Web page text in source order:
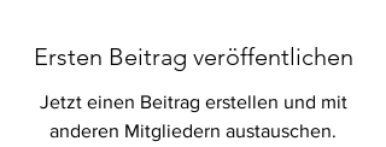
Ersten Beitrag veröffentlichen
Jetzt einen Beitrag erstellen und mit
anderen Mitgliedern austauschen.